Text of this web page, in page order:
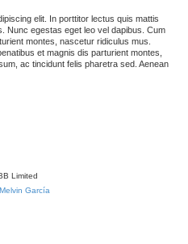
elit. In porttitor lectus quis mattis
Nunc egestas eget leo vel dapibus. Cum
montes, nascetur ridiculus mus.
et magnis dis parturient montes,
ac tincidunt felis pharetra sed. Aenean
Limited
Melvin García